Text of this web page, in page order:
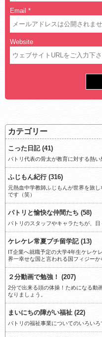
Email *
Website
カテゴリー
こった日記 (41)
パトリ代表の骨太が教育に対する熱い
ふじもん紀行 (316)
元熱血中学教師ふじもんが世界を旅
です（笑）
パトリと愉快な仲間たち (58)
パトリのスタッフやキャラたちが、
ケレケレ常夏プチ留学記 (13)
IT企業へ就職予定の大学4年生ケレケ
界一幸せな国と言われる国フィジーか
２分動画で勉強！ (207)
2分で出来る頭の体操！ためになる動
なりましょう。
まいにちの障がい福祉 (22)
パトリの福祉事業についてのいろいろ